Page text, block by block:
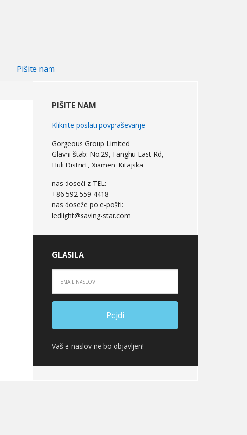
Pišite nam
stranska
vrstica
PIŠITE NAM
Kliknite poslati povpraševanje
Gorgeous Group Limited
Glavni štab: No.29, Fanghu East Rd,
Huli District, Xiamen. Kitajska
nas doseči z TEL:
+86 592 559 4418
nas doseže po e-pošti:
ledlight@saving-star.com
GLASILA
Vaš e-naslov ne bo objavljen!